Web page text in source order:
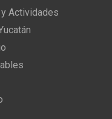
Actividades